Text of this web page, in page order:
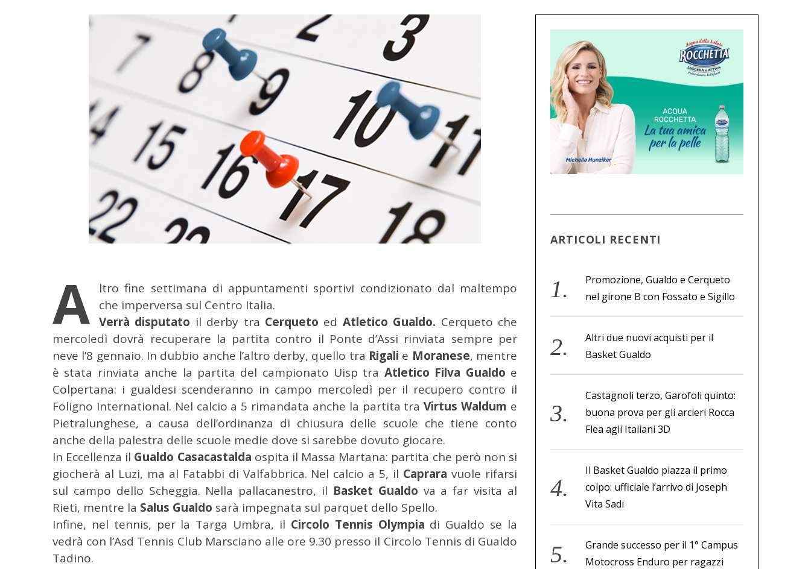
A
ltro fine settimana di appuntamenti sportivi condizionato dal maltempo
che imperversa sul Centro Italia.
Verrà disputato il derby tra Cerqueto ed Atletico Gualdo. Cerqueto che
mercoledì dovrà recuperare la partita contro il Ponte d’Assi rinviata sempre per
neve l’8 gennaio. In dubbio anche l’altro derby, quello tra Rigali e Moranese, mentre
è stata rinviata anche la partita del campionato Uisp tra Atletico Filva Gualdo e
Colpertana: i gualdesi scenderanno in campo mercoledì per il recupero contro il
Foligno International. Nel calcio a 5 rimandata anche la partita traVirtus Waldum e
Pietralunghese, a causa dell’ordinanza di chiusura delle scuole che tiene conto
anche della palestra delle scuole medie dove si sarebbe dovuto giocare.
In Eccellenza il Gualdo Casacastalda ospita il Massa Martana: partita che però non si
giocherà al Luzi, ma al Fatabbi di Valfabbrica. Nel calcio a 5, il Caprara vuole rifarsi
sul campo dello Scheggia. Nella pallacanestro, il Basket Gualdo va a far visita al
Rieti, mentre la Salus Gualdo sarà impegnata sul parquet dello Spello.
Infine, nel tennis, per la Targa Umbra, il Circolo Tennis Olympia di Gualdo se la
vedrà con l’Asd Tennis Club Marsciano alle ore 9.30 presso il Circolo Tennis di Gualdo
Tadino.
ARTICOLI RECENTI
Promozione, Gualdo e Cerqueto
nel girone B con Fossato e Sigillo
Altri due nuovi acquisti per il
Basket Gualdo
Castagnoli terzo, Garofoli quinto:
buona prova per gli arcieri Rocca
Flea agli Italiani 3D
Il Basket Gualdo piazza il primo
colpo: ufficiale l’arrivo di Joseph
Vita Sadi
Grande successo per il 1° Campus
Motocross Enduro per ragazzi
C
e
r